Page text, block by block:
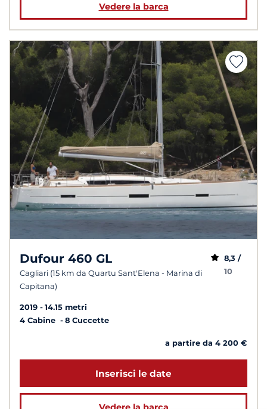
Vedere la barca
Dufour 460 GL
Cagliari (15 km da Quartu Sant'Elena - Marina di
Capitana)
8,3 /
10
2019
14.15 metri
4 Cabine
8 Cuccette
a partire da 4 200 €
Inserisci le date